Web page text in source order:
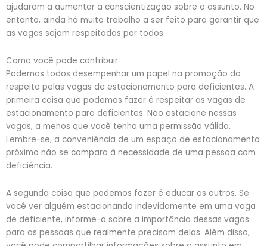
ajudaram a aumentar a conscientização sobre o assunto. No
entanto, ainda há muito trabalho a ser feito para garantir que
as vagas sejam respeitadas por todos.
Como você pode contribuir
Podemos todos desempenhar um papel na promoção do
respeito pelas vagas de estacionamento para deficientes. A
primeira coisa que podemos fazer é respeitar as vagas de
estacionamento para deficientes. Não estacione nessas
vagas, a menos que você tenha uma permissão válida.
Lembre-se, a conveniência de um espaço de estacionamento
próximo não se compara à necessidade de uma pessoa com
deficiência.
A segunda coisa que podemos fazer é educar os outros. Se
você ver alguém estacionando indevidamente em uma vaga
de deficiente, informe-o sobre a importância dessas vagas
para as pessoas que realmente precisam delas. Além disso,